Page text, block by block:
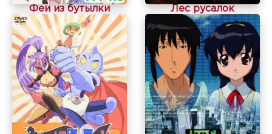
Феи из бутылки Лес русалок